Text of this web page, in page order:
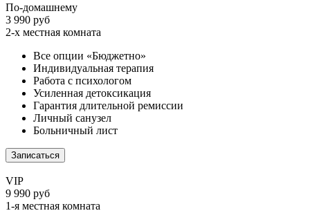
По-домашнему
3 990 руб
2-х местная комната
Все опции «Бюджетно»
Индивидуальная терапия
Работа с психологом
Усиленная детоксикация
Гарантия длительной ремиссии
Личный санузел
Больничный лист
Записаться
VIP
9 990 руб
1-я местная комната